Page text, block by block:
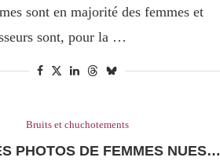
sont en majorité des femmes et
sont, pour la …
Bruits et chuchotements
PHOTOS DE FEMMES NUES…